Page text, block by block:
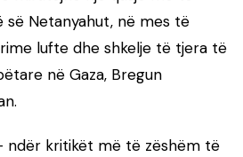
së Netanyahut, në mes të
lufte dhe shkelje të tjera të
në Gaza, Bregun
ndër kritikët më të zëshëm të